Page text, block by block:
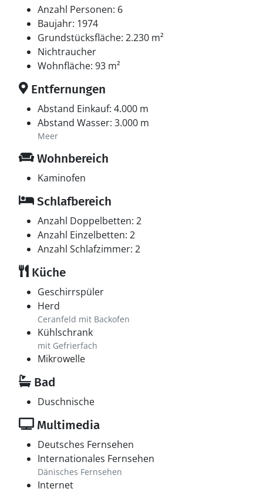
Anzahl Personen: 6
Baujahr: 1974
Grundstücksfläche: 2.230 m²
Nichtraucher
Wohnfläche: 93 m²
Entfernungen
Abstand Einkauf: 4.000 m
Abstand Wasser: 3.000 m
Meer
Wohnbereich
Kaminofen
Schlafbereich
Anzahl Doppelbetten: 2
Anzahl Einzelbetten: 2
Anzahl Schlafzimmer: 2
Küche
Geschirrspüler
Herd
Ceranfeld mit Backofen
Kühlschrank
mit Gefrierfach
Mikrowelle
Bad
Duschnische
Multimedia
Deutsches Fernsehen
Internationales Fernsehen
Dänisches Fernsehen
Internet